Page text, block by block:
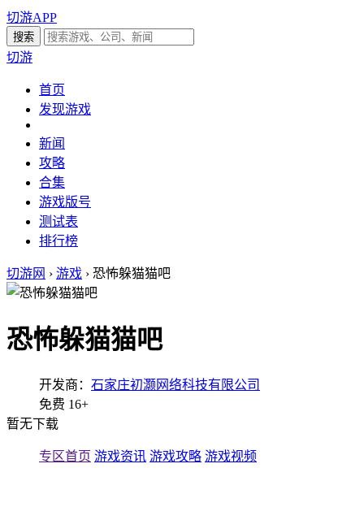
切游APP
切游
首页
发现游戏
新闻
攻略
合集
游戏版号
测试表
排行榜
切游网 › 游戏 › 恐怖躲猫猫吧
恐怖躲猫猫吧
开发商： 石家庄初灏网络科技有限公司
免费 16+
暂无下载
专区首页 游戏资讯 游戏攻略 游戏视频